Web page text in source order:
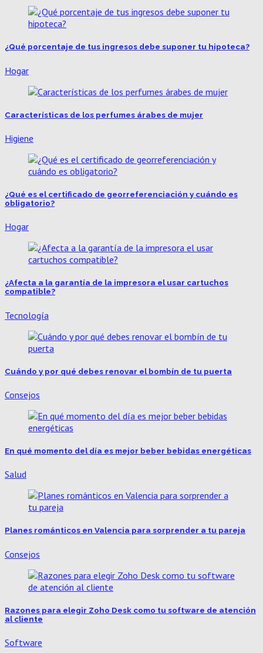
¿Qué porcentaje de tus ingresos debe suponer tu hipoteca?
Hogar
Características de los perfumes árabes de mujer
Higiene
¿Qué es el certificado de georreferenciación y cuándo es
obligatorio?
Hogar
¿Afecta a la garantía de la impresora el usar cartuchos
compatible?
Tecnología
Cuándo y por qué debes renovar el bombín de tu puerta
Consejos
En qué momento del día es mejor beber bebidas energéticas
Salud
Planes románticos en Valencia para sorprender a tu pareja
Consejos
Razones para elegir Zoho Desk como tu software de atención
al cliente
Software